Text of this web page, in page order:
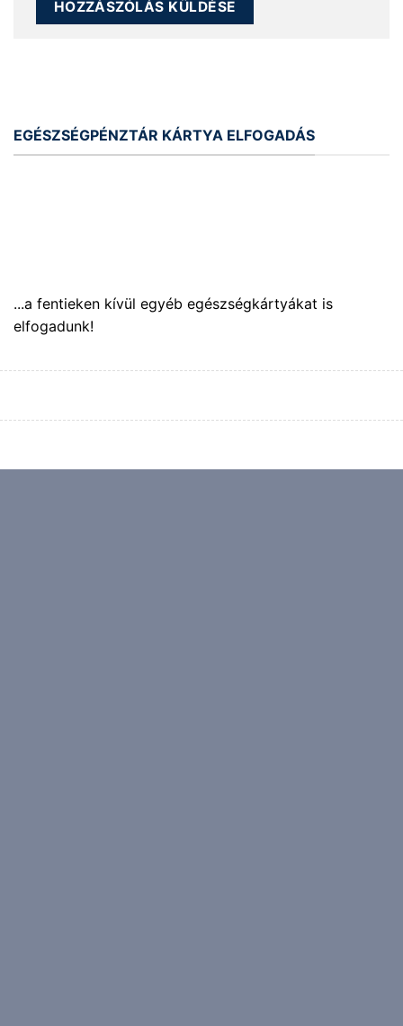
EGÉSZSÉGPÉNZTÁR KÁRTYA ELFOGADÁS
...a fentieken kívül egyéb egészségkártyákat is
elfogadunk!